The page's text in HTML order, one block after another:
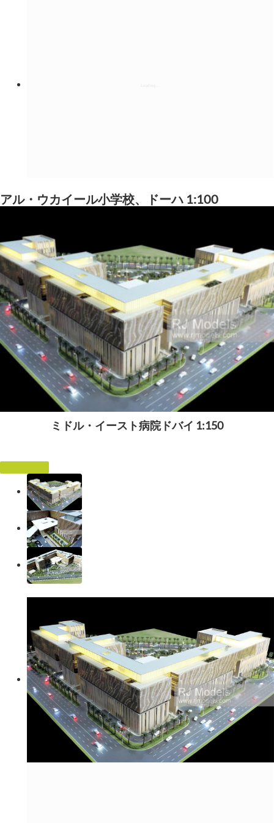
アル・ウカイール小学校、ドーハ 1:100
ミドル・イースト病院ドバイ 1:150